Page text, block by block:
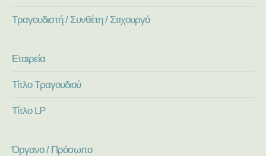
Τραγουδιστή / Συνθέτη / Στιχουργό
Εταιρεία
Τίτλο Τραγουδιού
Τίτλο LP
Όργανο / Πρόσωπο